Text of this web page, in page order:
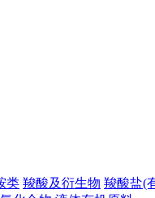
类 羧酸及衍生物 羧酸盐(